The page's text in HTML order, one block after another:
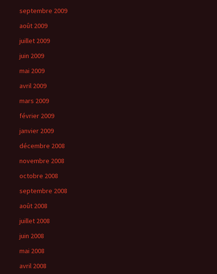
septembre 2009
août 2009
juillet 2009
juin 2009
mai 2009
avril 2009
mars 2009
février 2009
janvier 2009
décembre 2008
novembre 2008
octobre 2008
septembre 2008
août 2008
juillet 2008
juin 2008
mai 2008
avril 2008